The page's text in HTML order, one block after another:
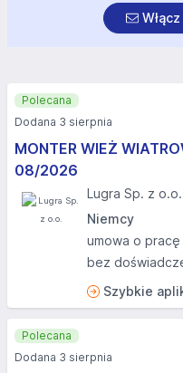
MONTER WIEŻ
08/2026
Lugra Sp. z o.o.
Niemcy
umowa o pracę
bez
Szybkie
Polecana
Dodana 3 sierpnia
Polecana
Dodana 3 sierpnia